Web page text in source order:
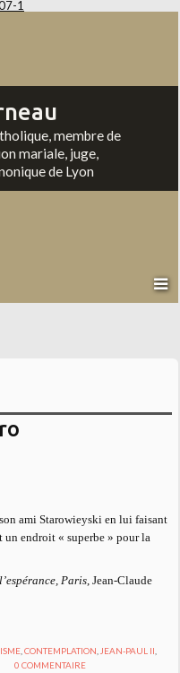
1
membre de
mariale, juge,
de Lyon
ami Starowieyski en lui faisant
un endroit « superbe » pour la
Paris, Jean-Claude
, CONTEMPLATION JEAN-PAUL II
0 COMMENTAIRE